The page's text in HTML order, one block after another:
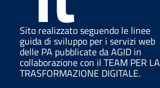
Sito realizzato seguendo le linee
guida di sviluppo per i servizi web
delle PA pubblicate da AGID in
collaborazione con il TEAM PER LA
TRASFORMAZIONE DIGITALE.